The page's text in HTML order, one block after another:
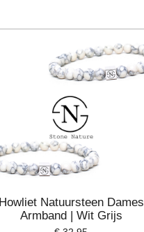
Howliet Natuursteen Dames
Armband | Wit Grijs